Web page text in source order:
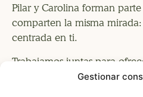
Gestionar
Pilar y Carolina forman
comparten la misma
centrada en ti.
Trabajamos juntas para
que mejor se adapte a tu